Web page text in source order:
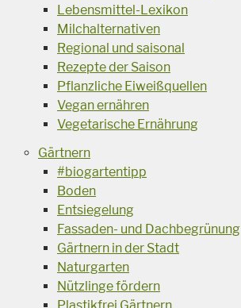
Lebensmittel-Lexikon
Milchalternativen
Regional und saisonal
Rezepte der Saison
Pflanzliche Eiweißquellen
Vegan ernähren
Vegetarische Ernährung
Gärtnern
#biogartentipp
Boden
Entsiegelung
Fassaden- und Dachbegrünung
Gärtnern in der Stadt
Naturgarten
Nützlinge fördern